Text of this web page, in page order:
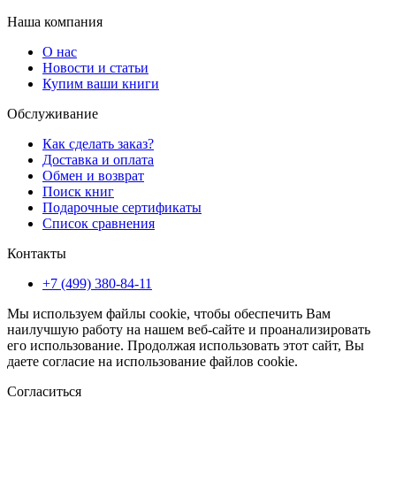
Наша компания
О нас
Новости и статьи
Купим ваши книги
Обслуживание
Как сделать заказ?
Доставка и оплата
Обмен и возврат
Поиск книг
Подарочные сертификаты
Список сравнения
Контакты
+7 (499) 380-84-11
Мы используем файлы cookie, чтобы обеспечить Вам
наилучшую работу на нашем веб-сайте и проанализировать
его использование. Продолжая использовать этот сайт, Вы
даете согласие на использование файлов cookie.
Согласиться